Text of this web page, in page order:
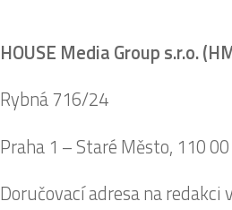
HOUSE Media Group s.r.o.
Rybná 716/24
Praha 1 – Staré Město, 110 00
Doručovací adresa na redakci